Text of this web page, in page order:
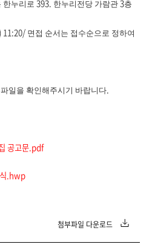
한누리로 393. 한누리전당 가람관 3층
11:20/ 면접 순서는 접수순으로 정하여
일을 확인해주시기 바랍니다.
공고문.pdf
.hwp
첨부파일 다운로드